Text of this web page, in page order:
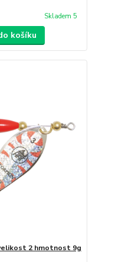
Skladem 5
košíku
2 hmotnost 9g